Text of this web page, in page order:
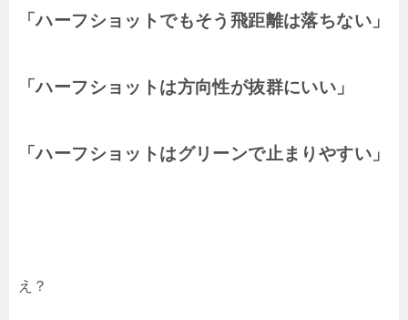
「ハーフショットでもそう飛距離は落ちない」
「ハーフショットは方向性が抜群にいい」
「ハーフショットはグリーンで止まりやすい」
え？